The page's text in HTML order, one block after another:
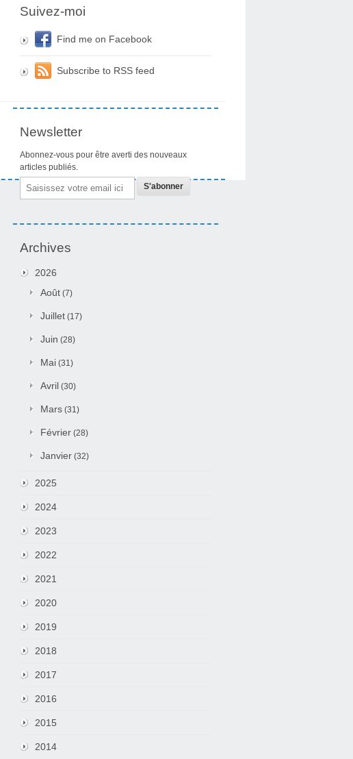
Suivez-moi
Find me on Facebook
Subscribe to RSS feed
Newsletter
Abonnez-vous pour être averti des nouveaux
articles publiés.
Email
Archives
2026
Août (7)
Juillet (17)
Juin (28)
Mai (31)
Avril (30)
Mars (31)
Février (28)
Janvier (32)
2025
2024
2023
2022
2021
2020
2019
2018
2017
2016
2015
2014